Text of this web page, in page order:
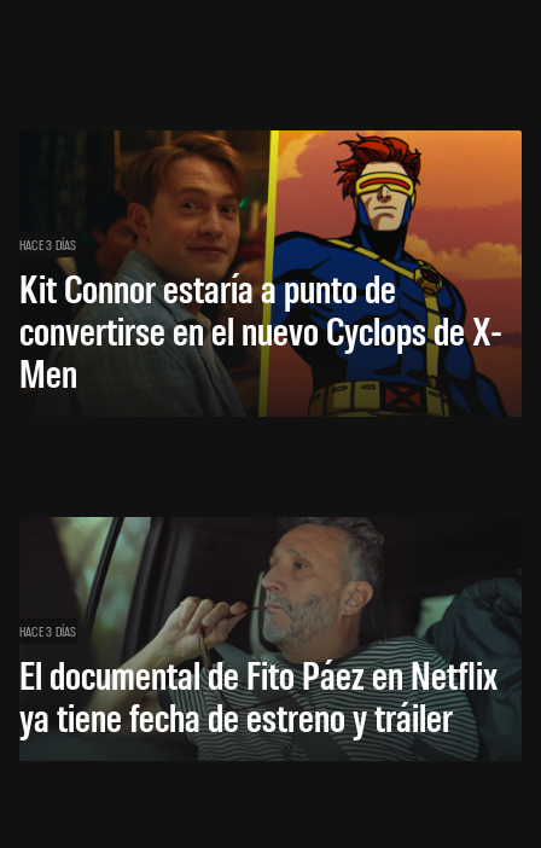
HACE 3 DÍAS
Kit Connor estaría a punto de
convertirse en el nuevo Cyclops de X-
Men
HACE 3 DÍAS
El documental de Fito Páez en Netflix
ya tiene fecha de estreno y tráiler